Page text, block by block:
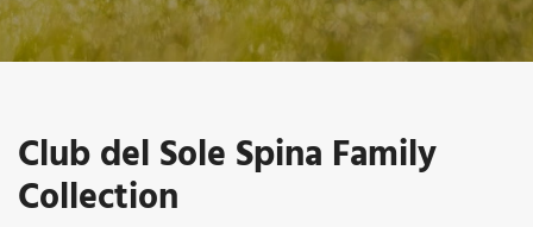
Club del Sole Spina Family
Collection